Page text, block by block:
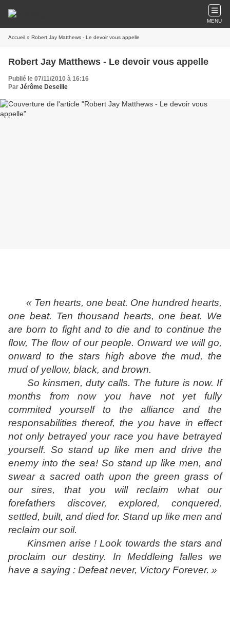
MENU
Accueil » Robert Jay Matthews - Le devoir vous appelle
Robert Jay Matthews - Le devoir vous appelle
Publié le 07/11/2010 à 16:16
Par Jérôme Deseille
« Ten hearts, one beat. One hundred hearts,
one beat. Ten thousand hearts, one beat. We
are born to fight and to die and to continue the
flow, The flow of our people. Onward we will go,
onward to the stars high above the mud, the
mud of yellow, black, and brown.
So kinsmen, duty calls. The future is now. If
months from now you have not yet fully
commited yourself to the alliance and the
responsabilities thereof, the you have in effect
not only betrayed your race you have betrayed
yourself. So stand up like men and drive the
enemy into the sea! So stand up like men, and
swear a sacred oath upon the green grass of
our sires, that you will reclaim what our
forefathers discover, explored, conquered,
settled, built, and died for. Stand up like men and
reclaim our soil.
Kinsmen arise ! Look towards the stars and
proclaim our destiny. In Meddleing falles we
have a saying : Defeat never, Victory Forever. »